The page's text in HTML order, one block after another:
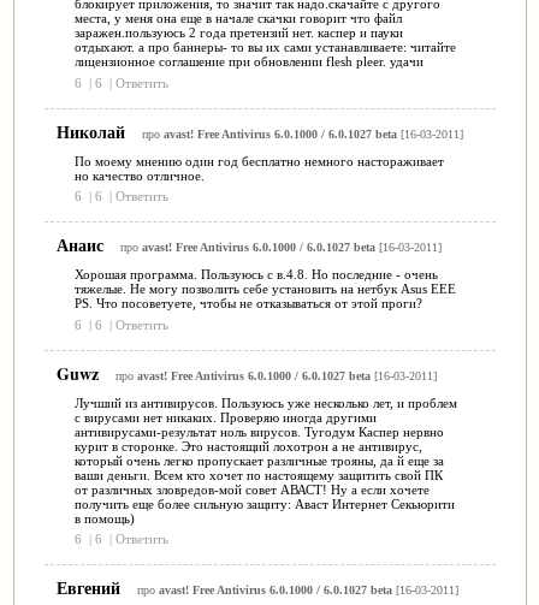
блокирует приложения, то значит так надо.скачайте с другого
места, у меня она еще в начале скачки говорит что файл
заражен.пользуюсь 2 года претензий нет. каспер и пауки
отдыхают. а про баннеры- то вы их сами устанавливаете: читайте
лицензионное соглашение при обновлении flesh pleer. удачи
6
| 6 | Ответить
Николай про avast! Free Antivirus 6.0.1000 / 6.0.1027 beta[16-03-2011]
По моему мнению один год бесплатно немного настораживает
но качество отличное.
6
| 6 | Ответить
Анаис про avast! Free Antivirus 6.0.1000 / 6.0.1027 beta[16-03-2011]
Хорошая программа. Пользуюсь с в.4.8. Но последние - очень
тяжелые. Не могу позволить себе установить на нетбук Asus EEE
PS. Что посоветуете, чтобы не отказываться от этой проги?
6
| 6 | Ответить
Guwz про avast! Free Antivirus 6.0.1000 / 6.0.1027 beta[16-03-2011]
Лучший из антивирусов. Пользуюсь уже несколько лет, и проблем
с вирусами нет никаких. Проверяю иногда другими
антивирусами-результат ноль вирусов. Тугодум Каспер нервно
курит в сторонке. Это настоящий лохотрон а не антивирус,
который очень легко пропускает различные трояны, да й еще за
ваши деньги. Всем кто хочет по настоящему защитить свой ПК
от различных зловредов-мой совет АВАСТ! Ну а если хочете
получить еще более сильную защиту: Аваст Интернет Секьюрити
в помощь)
6
| 6 | Ответить
Евгений про avast! Free Antivirus 6.0.1000 / 6.0.1027 beta[16-03-2011]